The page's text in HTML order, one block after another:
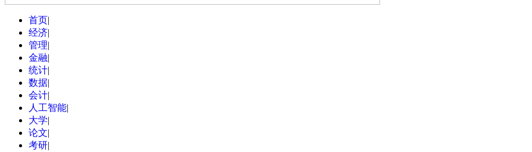
首页|
经济|
管理|
金融|
统计|
数据|
会计|
人工智能|
大学|
论文|
考研|